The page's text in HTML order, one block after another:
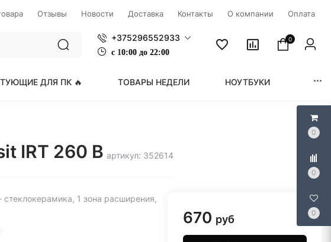
0
0
0
Отзывы Новости Доставка Контакты О компании Оплата
+375296552933
с 1 0:00 до 22:00
0
ДЛЯ ПК 🔥 ТОВАРЫ НЕДЕЛИ НОУТБУКИ
IRT 260 B артикул: 352614
1 зона расширения,
670 руб